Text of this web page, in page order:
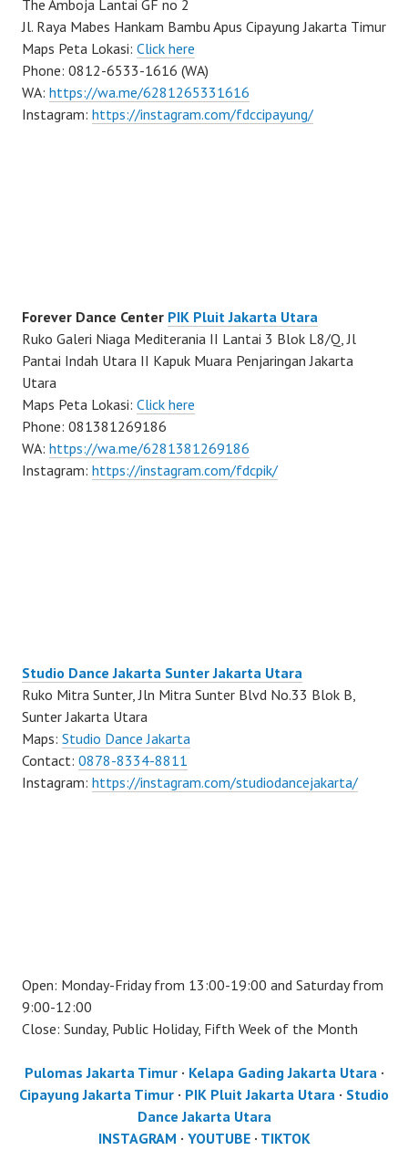
The Amboja Lantai GF no 2
Jl. Raya Mabes Hankam Bambu Apus Cipayung Jakarta Timur
Maps Peta Lokasi: Click here
Phone: 0812-6533-1616 (WA)
WA: https://wa.me/6281265331616
Instagram: https://instagram.com/fdccipayung/
Forever Dance Center PIK Pluit Jakarta Utara
Ruko Galeri Niaga Mediterania II Lantai 3 Blok L8/Q, Jl
Pantai Indah Utara II Kapuk Muara Penjaringan Jakarta
Utara
Maps Peta Lokasi: Click here
Phone: 081381269186
WA: https://wa.me/6281381269186
Instagram: https://instagram.com/fdcpik/
Studio Dance Jakarta Sunter Jakarta Utara
Ruko Mitra Sunter, Jln Mitra Sunter Blvd No.33 Blok B,
Sunter Jakarta Utara
Maps: Studio Dance Jakarta
Contact: 0878-8334-8811
Instagram: https://instagram.com/studiodancejakarta/
Open: Monday-Friday from 13:00-19:00 and Saturday from
9:00-12:00
Close: Sunday, Public Holiday, Fifth Week of the Month
Pulomas Jakarta Timur· Kelapa Gading Jakarta Utara·
Cipayung Jakarta Timur · PIK Pluit Jakarta Utara · Studio
Dance Jakarta Utara
INSTAGRAM · YOUTUBE· TIKTOK